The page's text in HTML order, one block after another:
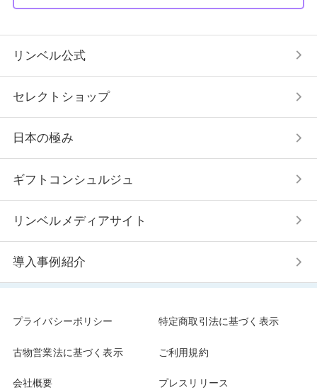
の備え、見つめ直してみませんか？
2025/8/22
＼100号記念／ アンケート回答者の中から抽選で
【能登半島地震の実体験から選ばれた“贈る備
え”】リンベルの防災用品特化型カタログギフト
「RING BELL SONAE」導入ストーリー
次予約受付開始
2025/8/1
【本日発売！】防災グッズ・備蓄食品を集めた、
フトをご紹介！
2025/6/3
リンベル公式
セレクトショップ
日本の極み
ギフトコンシュルジュ
リンベルメディアサイト
導入事例紹介
プライバシーポリシー 特定商取引法に基づく表示
古物営業法に基づく表示 ご利用規約
会社概要 プレスリリース